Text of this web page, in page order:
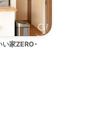
い家ZERO-